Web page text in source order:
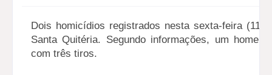
Dois homicídios registrados nesta sexta-feira (11),
Santa Quitéria. Segundo informações, um
com três tiros.